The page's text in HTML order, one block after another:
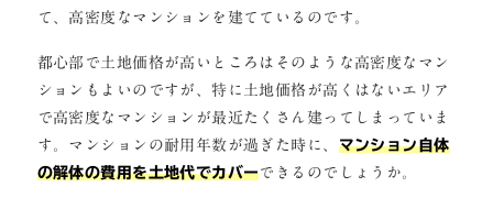
て、高密度なマンションを建てているのです。
都心部で土地価格が高いところはそのような高密度なマン
ションもよいのですが、特に土地価格が高くはないエリア
で高密度なマンションが最近たくさん建ってしまっていま
す。マンションの耐用年数が過ぎた時に、 マンション自体
の解体の費用を土地代でカバーできるのでしょうか。